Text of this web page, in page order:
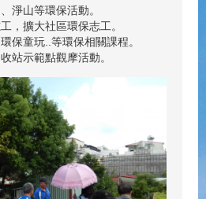
淨山等環保活動。
，擴大社區環保志工。
保童玩..等環保相關課程。
站示範點觀摩活動。